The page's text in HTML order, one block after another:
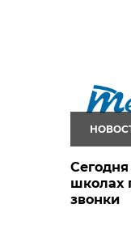
Сегодня
школах
звонки